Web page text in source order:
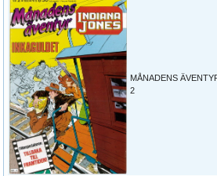
MÅNADENS
2